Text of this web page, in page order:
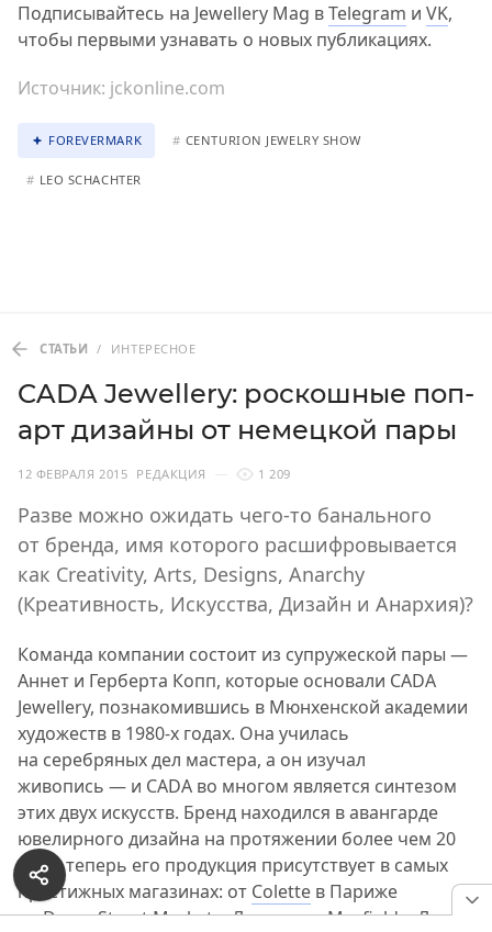
Подписывайтесь на Jewellery Mag вTelegram и VK,
чтобы первыми узнавать о новых публикациях.
Источник: jckonline.com
FOREVERMARK # CENTURION JEWELRY SHOW
# LEO SCHACHTER
СТАТЬИ / ИНТЕРЕСНОЕ
CADA Jewellery: роскошные поп-
арт дизайны от немецкой пары
12 ФЕВРАЛЯ 2015 РЕДАКЦИЯ 1 209
Разве можно ожидать чего-то банального
от бренда, имя которого расшифровывается
как Creativity, Arts, Designs, Anarchy
(Креативность, Искусства, Дизайн и Анархия)?
Команда компании состоит из супружеской пары —
Аннет и Герберта Копп, которые основали CADA
Jewellery, познакомившись в Мюнхенской академии
художеств в 1980-х годах. Она училась
на серебряных дел мастера, а он изучал
живопись — и CADA во многом является синтезом
этих двух искусств. Бренд находился в авангарде
ювелирного дизайна на протяжении более чем 20
лет и теперь его продукция присутствует в самых
престижных магазинах: от Colette в Париже
до Dover Street Market в Лондоне и Maxfield в Лос-